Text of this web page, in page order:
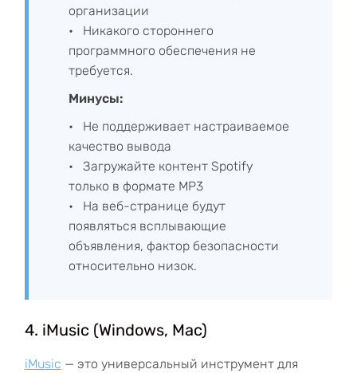
организации
Никакого стороннего
программного обеспечения не
требуется.
Минусы:
Не поддерживает настраиваемое
качество вывода
Загружайте контент Spotify
только в формате MP3
На веб-странице будут
появляться всплывающие
объявления, фактор безопасности
относительно низок.
4. iMusic (Windows, Mac)
iMusic — это универсальный инструмент для